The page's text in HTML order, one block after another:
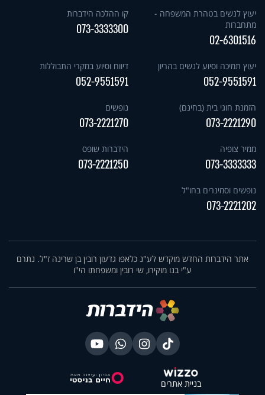
יעוץ לנשים בטהרת המשפחה -
מתחברות
02-6301516
קו ההלכה הידברות
073-3333300
יעוץ תמיכה וסיוע לנשים בהריון
052-9551591
דיווח וסיוע במקרי התבוללות
052-9551591
הזמנת חוגי בית (בחינם)
073-2221290
נופשים
073-2221270
ממיר צופיה
073-3333333
הידברות שופס
073-2221250
נופשים וסמינרים בחו"ל
073-2221202
אתר הידברות החדש מוקדש לע"נ כלאפו גדעון רובין בן שרינה ז"ל. נתרם
ע"י בנו מוקירו, שי רובין ומשפחתו הי"ו
בניית אתרים